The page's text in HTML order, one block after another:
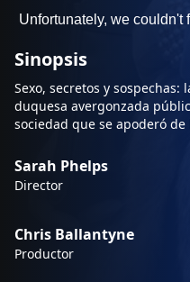
Sinopsis
Sexo, secretos y
duquesa avergonzada
sociedad que se apoderó de
Sarah Phelps
Director
Chris Ballantyne
Productor